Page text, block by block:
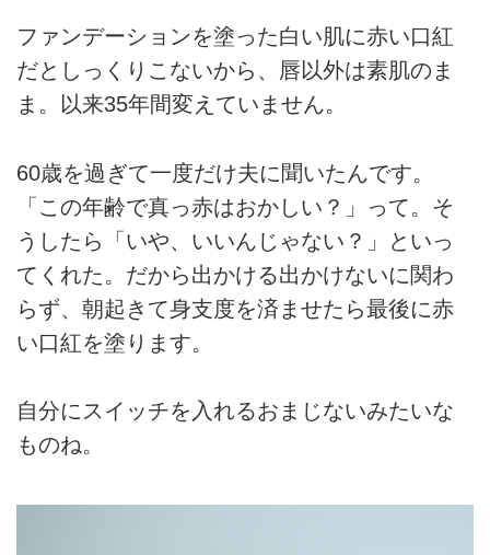
ファンデーションを塗った白い肌に赤い口紅
だとしっくりこないから、唇以外は素肌のま
ま。以来35年間変えていません。
60歳を過ぎて一度だけ夫に聞いたんです。
「この年齢で真っ赤はおかしい？」って。そ
うしたら「いや、いいんじゃない？」といっ
てくれた。だから出かける出かけないに関わ
らず、朝起きて身支度を済ませたら最後に赤
い口紅を塗ります。
自分にスイッチを入れるおまじないみたいな
ものね。